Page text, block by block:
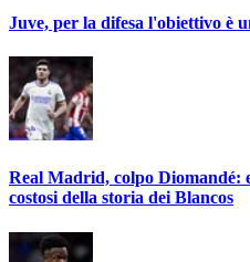
Juve, per la difesa l'obiettivo è
Real Madrid, colpo Diomandé:
costosi della storia dei Blancos